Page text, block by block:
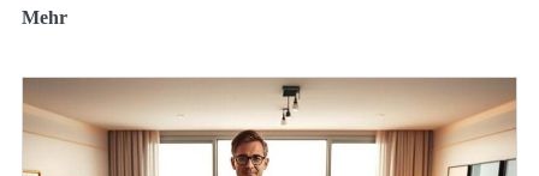
Mehr